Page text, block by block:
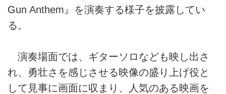
Gun Anthem』を演奏する様子を披露してい
る。
演奏場面では、ギターソロなども映し出さ
れ、勇壮さを感じさせる映像の盛り上げ役と
して見事に画面に収まり、人気のある映画を